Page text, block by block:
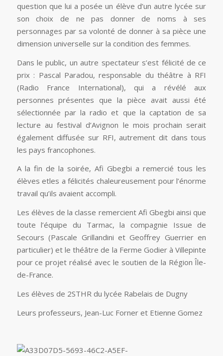
question que lui a posée un élève d’un autre lycée sur
son choix de ne pas donner de noms à ses
personnages par sa volonté de donner à sa pièce une
dimension universelle sur la condition des femmes.
Dans le public, un autre spectateur s’est félicité de ce
prix : Pascal Paradou, responsable du théâtre à RFI
(Radio France International), qui a révélé aux
personnes présentes que la pièce avait aussi été
sélectionnée par la radio et que la captation de sa
lecture au festival d’Avignon le mois prochain serait
également diffusée sur RFI, autrement dit dans tous
les pays francophones.
A la fin de la soirée, Afi Gbegbi a remercié tous les
élèves etles a félicités chaleureusement pour l’énorme
travail qu’ils avaient accompli.
Les élèves de la classe remercient Afi Gbegbi ainsi que
toute l’équipe du Tarmac, la compagnie Issue de
Secours (Pascale Grillandini et Geoffrey Guerrier en
particulier) et le théâtre de la Ferme Godier à Villepinte
pour ce projet réalisé avec le soutien de la Région Île-
de-France.
Les élèves de 2STHR du lycée Rabelais de Dugny
Leurs professeurs, Jean-Luc Forner et Etienne Gomez